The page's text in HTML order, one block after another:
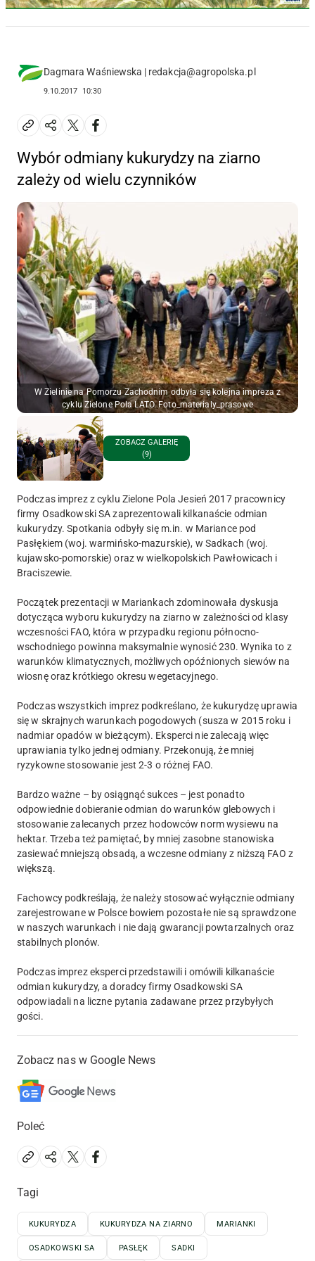
Dagmara Waśniewska | redakcja@agropolska.pl
9.10.2017 10:30
Wybór odmiany kukurydzy na ziarno
zależy od wielu czynników
W Zielinie na Pomorzu Zachodnim odbyła się kolejna impreza z
cyklu Zielone Pola LATO. Foto_materialy_prasowe
ZOBACZ GALERIĘ
(9)
Podczas imprez z cyklu Zielone Pola Jesień 2017 pracownicy
firmy Osadkowski SA zaprezentowali kilkanaście odmian
kukurydzy. Spotkania odbyły się m.in. w Mariance pod
Pasłękiem (woj. warmińsko-mazurskie), w Sadkach (woj.
kujawsko-pomorskie) oraz w wielkopolskich Pawłowicach i
Braciszewie.
Początek prezentacji w Mariankach zdominowała dyskusja
dotycząca wyboru kukurydzy na ziarno w zależności od klasy
wczesności FAO, która w przypadku regionu północno-
wschodniego powinna maksymalnie wynosić 230. Wynika to z
warunków klimatycznych, możliwych opóźnionych siewów na
wiosnę oraz krótkiego okresu wegetacyjnego.
Podczas wszystkich imprez podkreślano, że kukurydzę uprawia
się w skrajnych warunkach pogodowych (susza w 2015 roku i
nadmiar opadów w bieżącym). Eksperci nie zalecają więc
uprawiania tylko jednej odmiany. Przekonują, że mniej
ryzykowne stosowanie jest 2-3 o różnej FAO.
Bardzo ważne – by osiągnąć sukces – jest ponadto
odpowiednie dobieranie odmian do warunków glebowych i
stosowanie zalecanych przez hodowców norm wysiewu na
hektar. Trzeba też pamiętać, by mniej zasobne stanowiska
zasiewać mniejszą obsadą, a wczesne odmiany z niższą FAO z
większą.
Fachowcy podkreślają, że należy stosować wyłącznie odmiany
zarejestrowane w Polsce bowiem pozostałe nie są sprawdzone
w naszych warunkach i nie dają gwarancji powtarzalnych oraz
stabilnych plonów.
Podczas imprez eksperci przedstawili i omówili kilkanaście
odmian kukurydzy, a doradcy firmy Osadkowski SA
odpowiadali na liczne pytania zadawane przez przybyłych
gości.
Zobacz nas w Google News
Poleć
Tagi
KUKURYDZA KUKURYDZA NA ZIARNO MARIANKI
OSADKOWSKI SA PASŁĘK SADKI